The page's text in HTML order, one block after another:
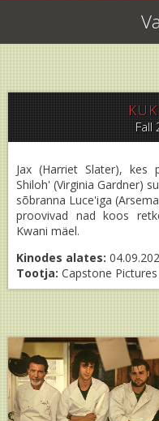
Fall
Jax (Harriet Slater),
Shiloh' (Virginia Gardner)
sõbranna Luce'iga
proovivad nad koos
Kwani mäel.
Kinodes alates:
Tootja: Capstone Pictures